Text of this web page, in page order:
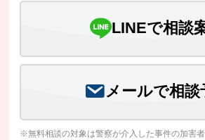
LINEで相談
メールで相談
※無料相談の対象は警察が介入した事件の加害